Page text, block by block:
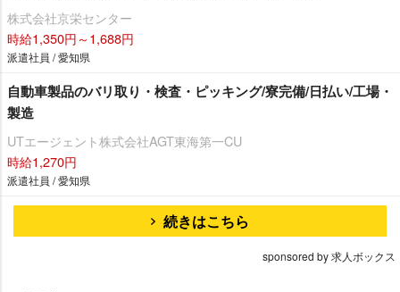
株式会社京栄センター
時給1,350円～1,688円
派遣社員 / 愛知県
自動車製品のバリ取り・検査・ピッキング/寮完備/日払い/工場・
製造
UTエージェント株式会社AGT東海第一CU
時給1,270円
派遣社員 / 愛知県
続きはこちら
sponsored by 求人ボックス